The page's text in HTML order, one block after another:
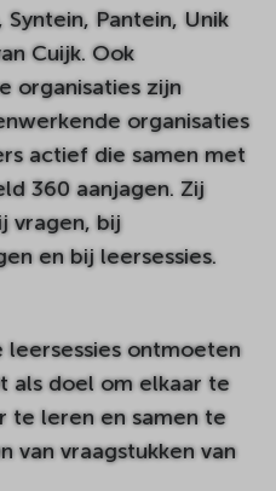
Pantein, Unik
Cuijk. Ook
organisaties zijn
organisaties
actief die samen met
360 aanjagen. Zij
vragen, bij
en bij leersessies.
leersessies ontmoeten
als doel om elkaar te
te leren en samen te
van vraagstukken van